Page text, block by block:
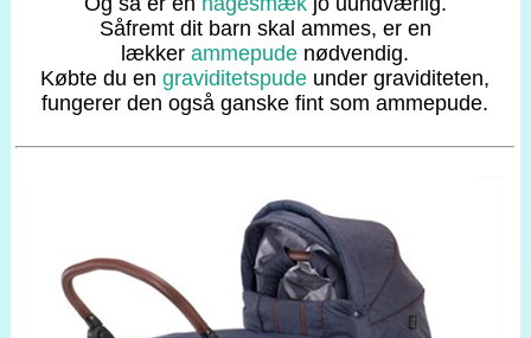
Såfremt dit barn skal ammes, er en
lækkerammepude nødvendig.
Købte du engraviditetspude under graviditeten,
fungerer den også ganske fint som ammepude.